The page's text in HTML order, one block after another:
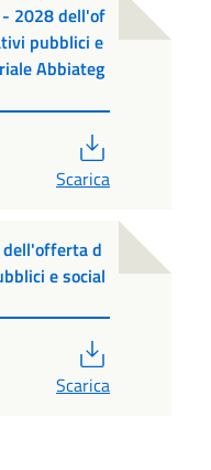
2028 dell'of
pubblici e
Abbiateg
Scarica
dell'offerta d
e social
Scarica